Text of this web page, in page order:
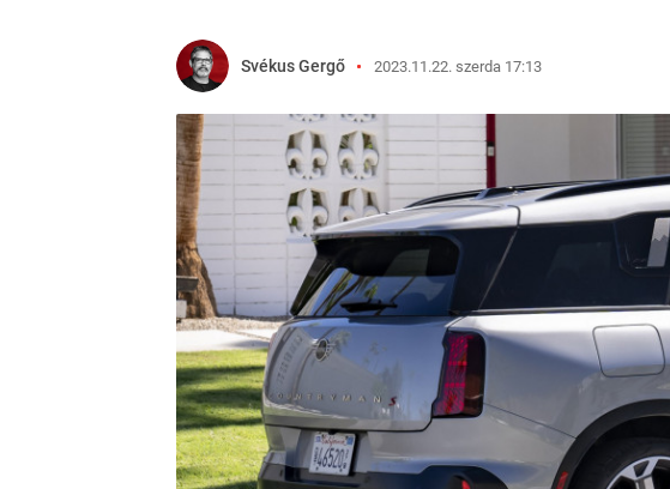
Svékus Gergő 2023.11.22. szerda 17:13